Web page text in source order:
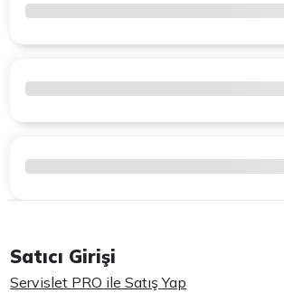
Satıcı Girişi
Servislet PRO ile Satış Yap